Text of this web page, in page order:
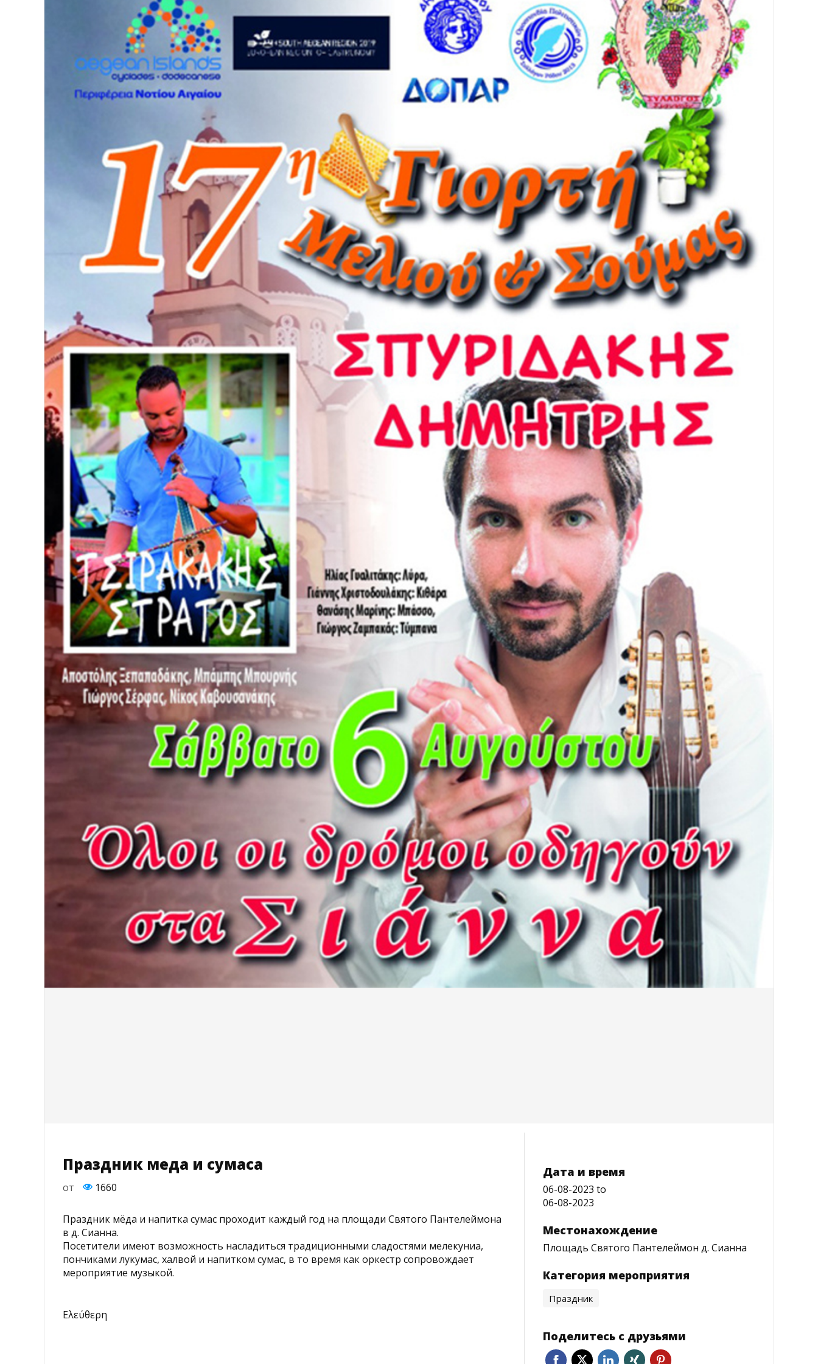
Праздник меда и сумаса
от 1660
Праздник мёда и напитка сумас проходит каждый год на площади Святого Пантелеймона
в д. Сианна.
Посетители имеют возможность насладиться традиционными сладостями мелекуниа,
пончиками лукумас, халвой и напитком сумас, в то время как оркестр сопровождает
мероприятие музыкой.
Ελεύθερη
Дата и время
06-08-2023 to
06-08-2023
Местонахождение
Площадь Святого Пантелеймон д. Сианна
Категория мероприятия
Праздник
Поделитесь с друзьями